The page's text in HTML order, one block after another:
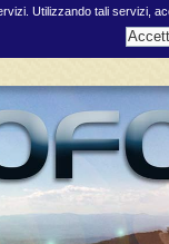
Utilizzando tali servizi,